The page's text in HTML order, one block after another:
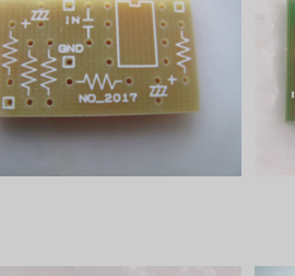
Clon Bufferプリント基板
¥270